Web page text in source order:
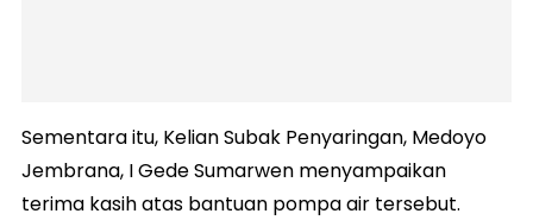
Sementara itu, Kelian Subak Penyaringan, Medoyo
Jembrana, I Gede Sumarwen menyampaikan
terima kasih atas bantuan pompa air tersebut.